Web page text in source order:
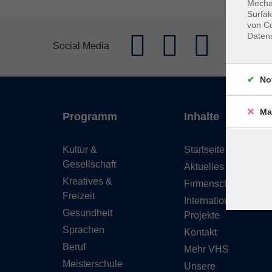
Social Media
Programm
Kultur &
Gesellschaft
Kreatives &
Freizeit
Gesundheit
Sprachen
Beruf
Meisterschule
Inhalte
Startseite
Aktuelles
Firmenschulungen
Internationale
Projekte
Kontakt
Mehr VHS
Unsere
von